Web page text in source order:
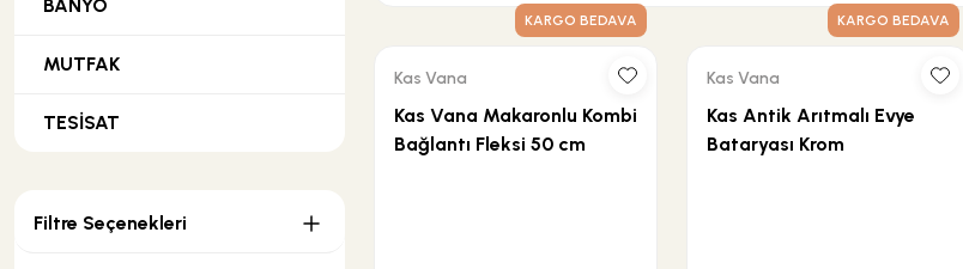
BANYO
MUTFAK
TESİSAT
Filtre Seçenekleri
KARGO BEDAVA
Kas Vana
Kas Vana Makaronlu Kombi
Bağlantı Fleksi 50 cm
KARGO BEDAVA
Kas Vana
Kas Antik Arıtmalı Evye
Bataryası Krom
Yapı Kimyasalları
Vitrifiyeler
Gömme Rezervuarlar
Küvetler
Mermer
Mermer Traverten Mozaikler
Parlak CiIalı Mozaikler
Mikrodalga Fırınlar
Buzdolapları
Bulaşık Makineleri
Bedensel Engelli Serisi
Aynalar
Tablolar